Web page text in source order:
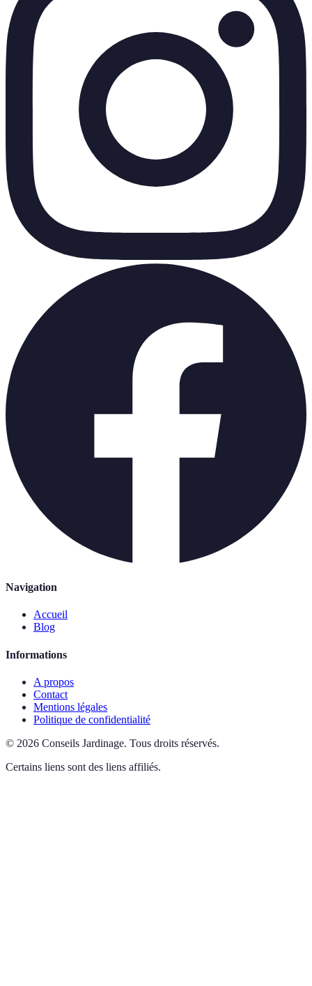
Navigation
Accueil
Blog
Informations
A propos
Contact
Mentions légales
Politique de confidentialité
© 2026 Conseils Jardinage. Tous droits réservés.
Certains liens sont des liens affiliés.